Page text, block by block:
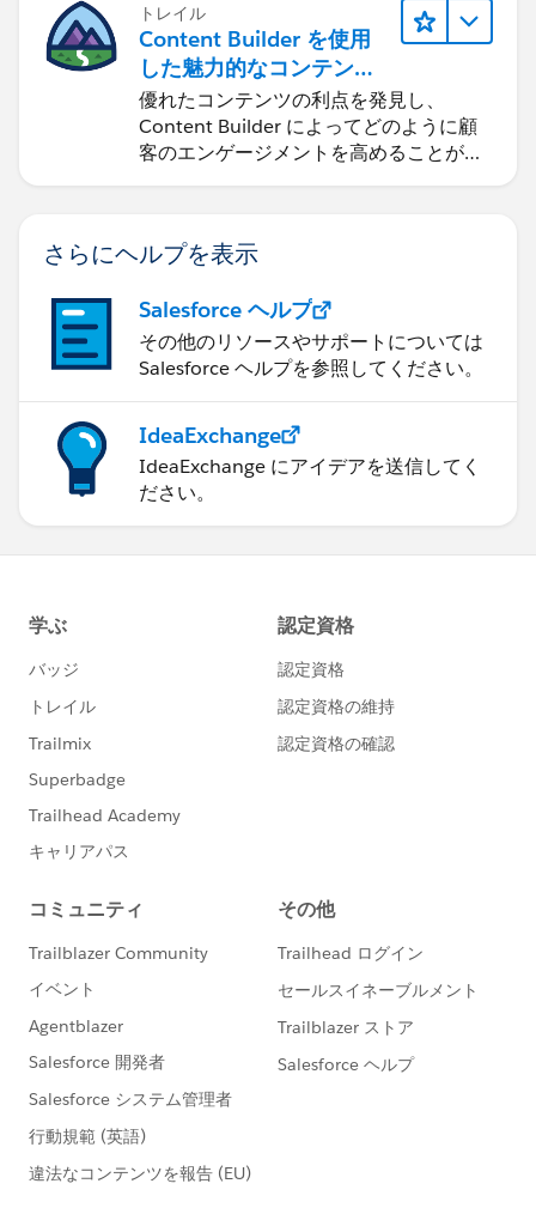
トレイル
Content Builder を使用
した魅力的なコンテンツ
の作成
優れたコンテンツの利点を発見し、
Content Builder によってどのように顧
客のエンゲージメントを高めることがで
さらにヘルプを表示
Salesforce ヘルプ
その他のリソースやサポートについては
Salesforce ヘルプを参照してください。
IdeaExchange
IdeaExchange にアイデアを送信してく
ださい。